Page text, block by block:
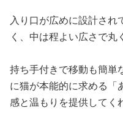
入り口が広めに設計され
く、中は程よい広さで丸
持ち手付きで移動も簡単
に猫が本能的に求める「
感と温もりを提供してく